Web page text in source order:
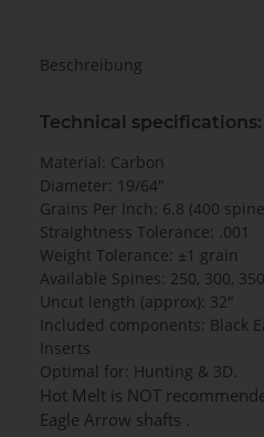
Beschreibung
Technical specifications:
Material: Carbon
Diameter: 19/64"
Grains Per Inch: 6.8 (400
Straightness Tolerance: .001
Weight Tolerance: ±1 grain
Available Spines: 250, 300,
Uncut length (approx): 32"
Included components: Black
Inserts
Optimal for: Hunting & 3D.
Hot Melt is NOT
Eagle Arrow shafts .